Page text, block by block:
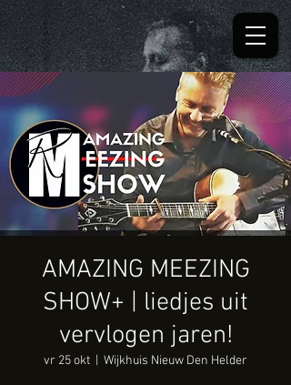
AMAZING MEEZING
SHOW+ | liedjes uit
vervlogen jaren!
vr 25 okt Wijkhuis Nieuw Den Helder